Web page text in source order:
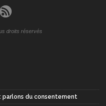
droits réservés
parlons du consentement